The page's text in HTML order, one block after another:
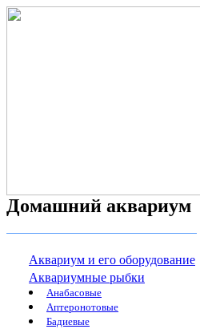
Домашний аквариум
Аквариум и его оборудование
Аквариумные рыбки
Анабасовые
Аптеронотовые
Бадиевые